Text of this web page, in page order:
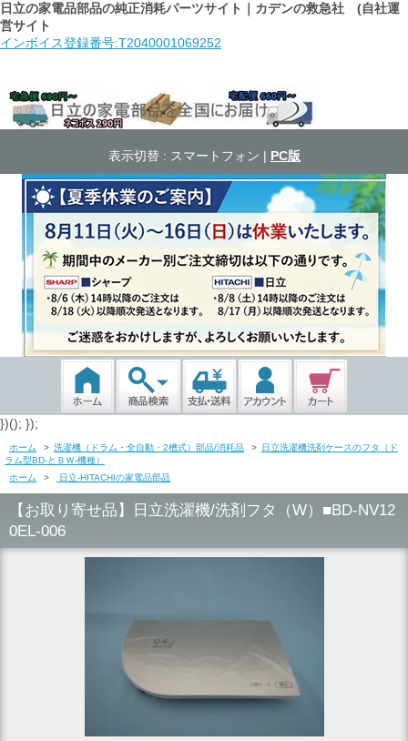
日立の家電品部品の純正消耗パーツサイト｜カデンの救急社 (自社運
営サイト
インボイス登録番号:T2040001069252
表示切替 : スマートフォン | PC版
})(); });
ホーム > 洗濯機（ドラム・全自動・2槽式）部品/消耗品 > 日立洗濯機洗剤ケースのフタ（ド
ラム型BD-とＢＷ-機種）
ホーム
> 日立-HITACHIの家電品部品
【お取り寄せ品】日立洗濯機/洗剤フタ（W）■BD-NV12
0EL-006